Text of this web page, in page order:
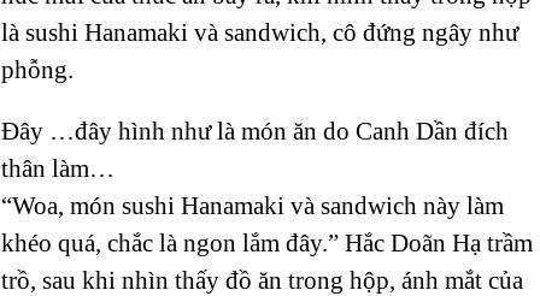
là sushi Hanamaki và sandwich, cô đứng ngây như
phỗng.
Đây …đây hình như là món ăn do Canh Dần đích
thân làm…
“Woa, món sushi Hanamaki và sandwich này làm
khéo quá, chắc là ngon lắm đây.” Hắc Doãn Hạ trầm
trồ, sau khi nhìn thấy đồ ăn trong hộp, ánh mắt của